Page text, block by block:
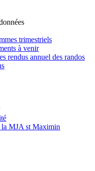
trimestriels
à venir
rendus annuel des randos
la MJA st Maximin